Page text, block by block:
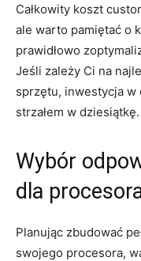
Całkowity koszt
ale warto⁣ pamiętać​ o
prawidłowo
Jeśli ‍zależy Ci na
sprzętu, inwestycja w
strzałem ⁢w dziesiątkę.
Wybór
dla
Planując zbudować
swojego procesora,